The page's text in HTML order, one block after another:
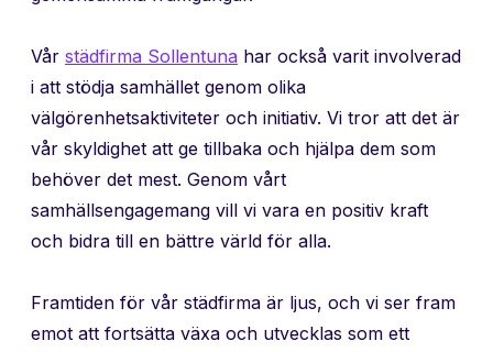
Vår städfirma Sollentuna har också varit involverad
i att stödja samhället genom olika
välgörenhetsaktiviteter och initiativ. Vi tror att det är
vår skyldighet att ge tillbaka och hjälpa dem som
behöver det mest. Genom vårt
samhällsengagemang vill vi vara en positiv kraft
och bidra till en bättre värld för alla.
Framtiden för vår städfirma är ljus, och vi ser fram
emot att fortsätta växa och utvecklas som ett